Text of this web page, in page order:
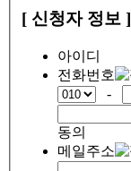
[ 신청자 정보 ]
아이디
전화번호
-
동의
메일주소